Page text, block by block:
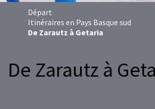
Départ
Itinéraires en Pays Basque sud
De Zarautz à Getaria
De Zarautz à